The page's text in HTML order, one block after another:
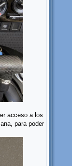
acceso a los
para poder